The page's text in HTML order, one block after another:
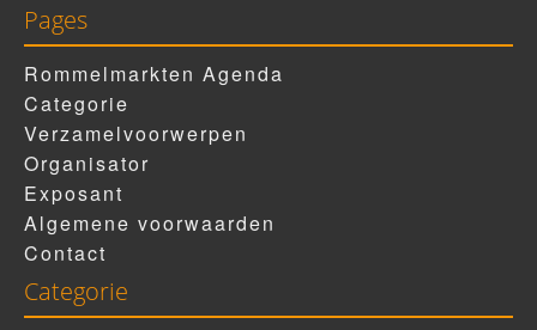
Pages
Rommelmarkten Agenda
Categorie
Verzamelvoorwerpen
Organisator
Exposant
Algemene voorwaarden
Contact
Categorie